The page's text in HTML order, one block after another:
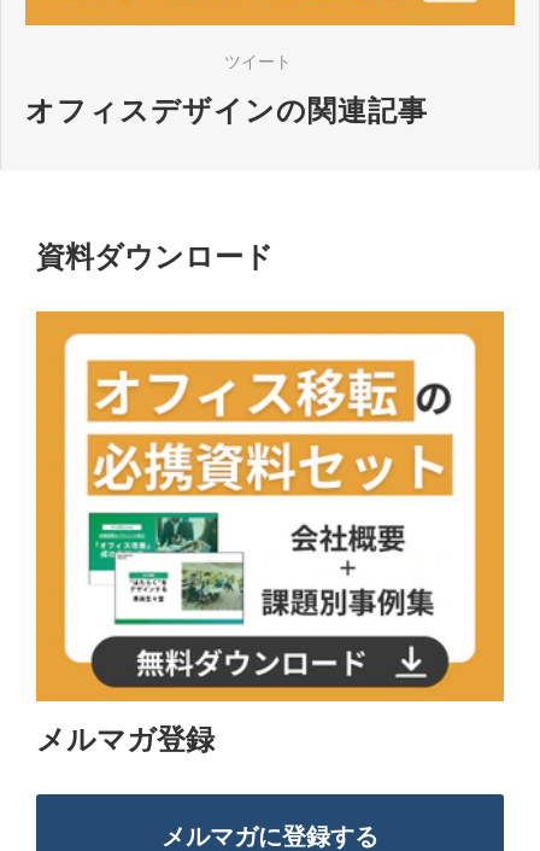
ツイート
オフィスデザインの関連記事
資料ダウンロード
メルマガ登録
メルマガに登録する